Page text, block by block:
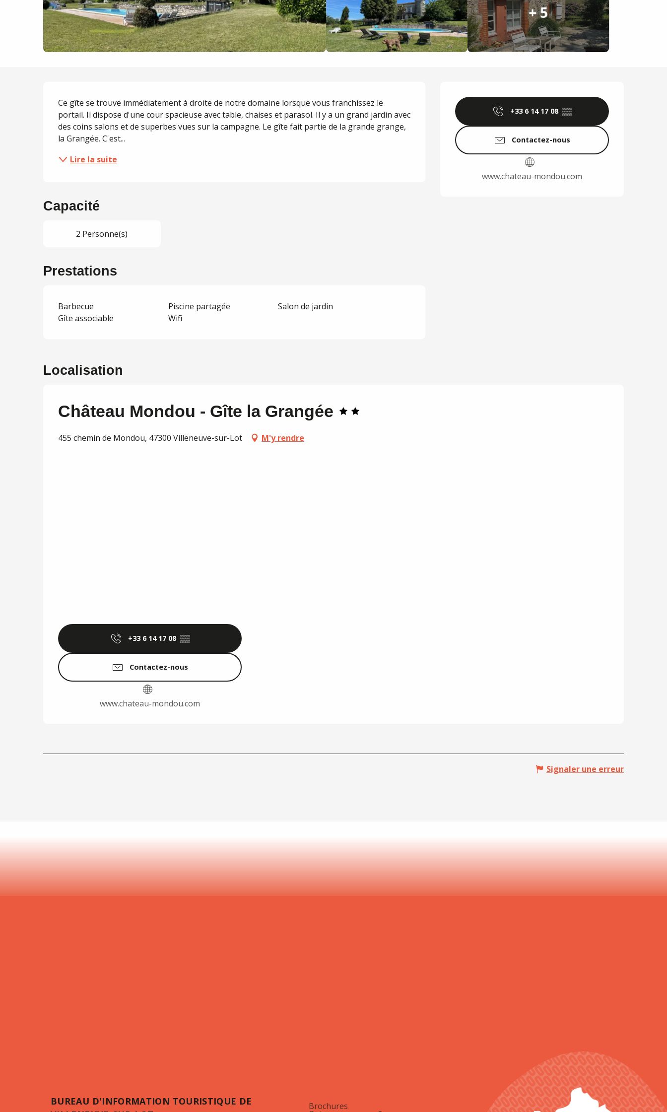
+ 5
Ouverture et
+33 6 14 17 08 ▒▒
Contactez-nous
www.chateau-mondou.com
Description
Ce gîte se trouve immédiatement à droite de notre domaine lorsque vous franchissez le
portail. Il dispose d'une cour spacieuse avec table, chaises et parasol. Il y a un grand jardin avec
des coins salons et de superbes vues sur la campagne. Le gîte fait partie de la grande grange,
la Grangée. C'est...
Lire la suite
Capacité
2 Personne(s)
Prestations
Barbecue Piscine partagée
Salon de jardin
Gîte associable
Wifi
Localisation
Château Mondou - Gîte la Grangée
455 chemin de Mondou, 47300 Villeneuve-sur-Lot M'y rendre
+33 6 14 17 08 ▒▒
Contactez-nous
www.chateau-mondou.com
Signaler une erreur
BUREAU D'INFORMATION TOURISTIQUE DE
Brochures